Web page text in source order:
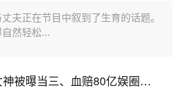
正在节目中叙到了生育的话题。
然轻松...
故意辱华、女神被曝当三、血赔80亿娱圈的瓜一个比一个劲爆